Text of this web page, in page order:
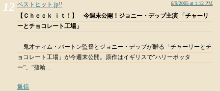
ベストヒット.jp!! 6/9/2005 at 1:12 PM
【Ｃｈｅｃｋ ｉｔ！】 今週末公開！ジョニー・デップ主演 「チャーリ
ーとチョコレート工場」
鬼才ティム・バートン監督とジョニー・デップが贈る「チャーリーとチ
ョコレート工場」が今週末公開。原作はイギリスで“ハリーポッタ
ー”、“指輪…
返信